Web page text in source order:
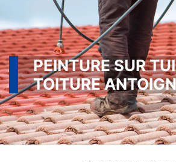
PEINTURE SUR
TOITURE